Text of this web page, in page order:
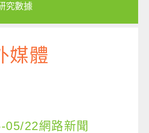
究數據
媒體
05/22網路新聞